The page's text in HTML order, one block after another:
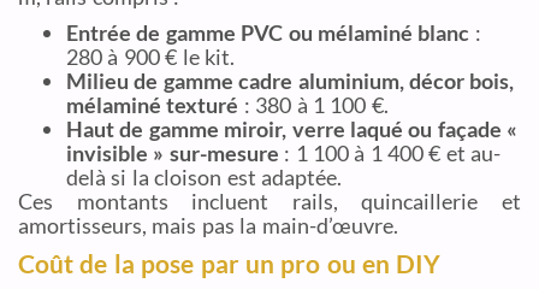
Entrée de gamme PVC ou mélaminé blanc :
280 à 900 € le kit.
Milieu de gamme cadre aluminium, décor bois,
mélaminé texturé : 380 à 1 100 €.
Haut de gamme miroir, verre laqué ou façade «
invisible » sur-mesure : 1 100 à 1 400 € et au-
delà si la cloison est adaptée.
Ces montants incluent rails, quincaillerie et
amortisseurs, mais pas la main-d’œuvre.
Coût de la pose par un pro ou en DIY